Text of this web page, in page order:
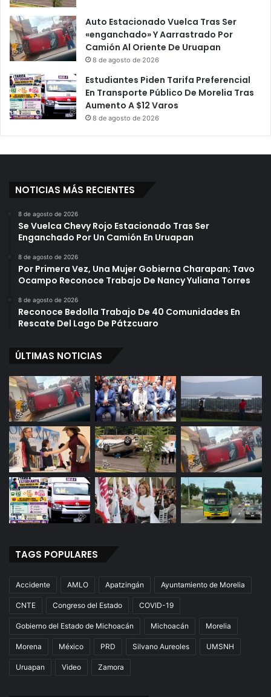
’
Q
u
e
T
x
i
s
Y
a
t
e
s
s
E
n
P
l
z
a
C
a
r
Auto Estacionado Vuelca Tras Ser
«enganchado» Y Aarrastrado Por
Camión Al Oriente De Uruapan
8 de agosto de 2026
Estudiantes Piden Tarifa Preferencial
En Transporte Público De Morelia Tras
Aumento A $12 Varos
8 de agosto de 2026
NOTICIAS MÁS RECIENTES
8 de agosto de 2026
Se Vuelca Chevy Rojo Estacionado Tras Ser
Enganchado Por Un Camión En Uruapan
8 de agosto de 2026
Por Primera Vez, Una Mujer Gobierna Charapan; Tavo
Ocampo Reconoce Trabajo De Nancy Yuliana Torres
8 de agosto de 2026
Reconoce Bedolla Trabajo De 40 Comunidades En
Rescate Del Lago De Pátzcuaro
ÚLTIMAS NOTICIAS
TAGS POPULARES
Accidente AMLO Apatzingán Ayuntamiento de Morelia
CNTE Congreso del Estado COVID-19
Gobierno del Estado de Michoacán Michoacán Morelia
Morena México PRD Silvano Aureoles UMSNH
Uruapan Video Zamora